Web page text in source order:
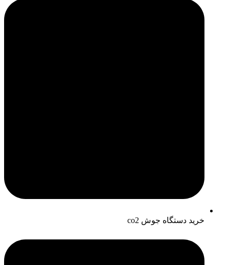
خرید دستگاه جوش co2